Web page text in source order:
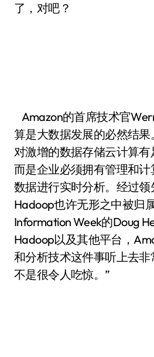
了，对吧？
Amazon的首席技术官
算是大数据发展的必然结
对激增的数据存储云计算有
而是企业必须拥有管理和
数据进行实时分析。经过领
Hadoop也许无形之中被归
Information Week的Doug
Hadoop以及其他平台，
和分析技术这件事听上去
不是很令人吃惊。”